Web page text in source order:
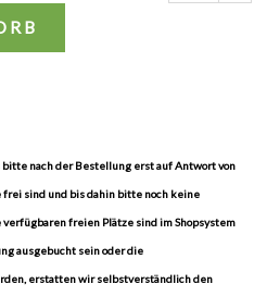
nach der Bestellung erst auf Antwort von
frei sind und bis dahin bitte noch keine
freien Plätze sind im Shopsystem
ausgebucht sein oder die
erstatten wir selbstverständlich den